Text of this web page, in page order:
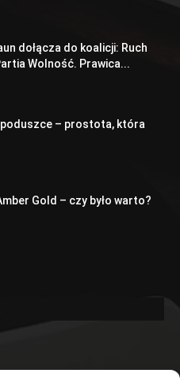
dołącza do koalicji: Ruch
Wolność. Prawica...
poduszce – prostota, która
Gold – czy było warto?